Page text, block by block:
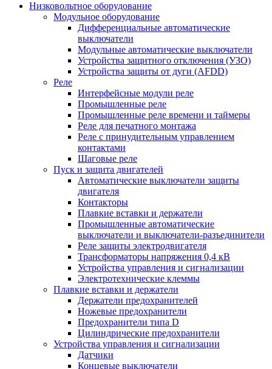
Низковольтное оборудование
Модульное оборудование
Дифференциальные автоматические
выключатели
Модульные автоматические выключатели
Устройства защитного отключения (УЗО)
Устройства защиты от дуги (AFDD)
Реле
Интерфейсные модули реле
Промышленные реле
Промышленные реле времени и таймеры
Реле для печатного монтажа
Реле с принудительным управлением
контактами
Шаговые реле
Пуск и защита двигателей
Автоматические выключатели защиты
двигателя
Контакторы
Плавкие вставки и держатели
Промышленные автоматические
выключатели и выключатели-разъединители
Реле защиты электродвигателя
Трансформаторы напряжения 0,4 кВ
Устройства управления и сигнализации
Электротехнические клеммы
Плавкие вставки и держатели
Держатели предохранителей
Ножевые предохранители
Предохранители типа D
Цилиндрические предохранители
Устройства управления и сигнализации
Датчики
Концевые выключатели